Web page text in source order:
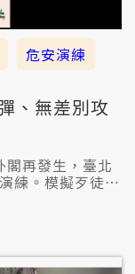
危安演練
、無差別攻
閣再發生，臺北
練。模擬歹徒掔
年全國有37場
車、無人機，